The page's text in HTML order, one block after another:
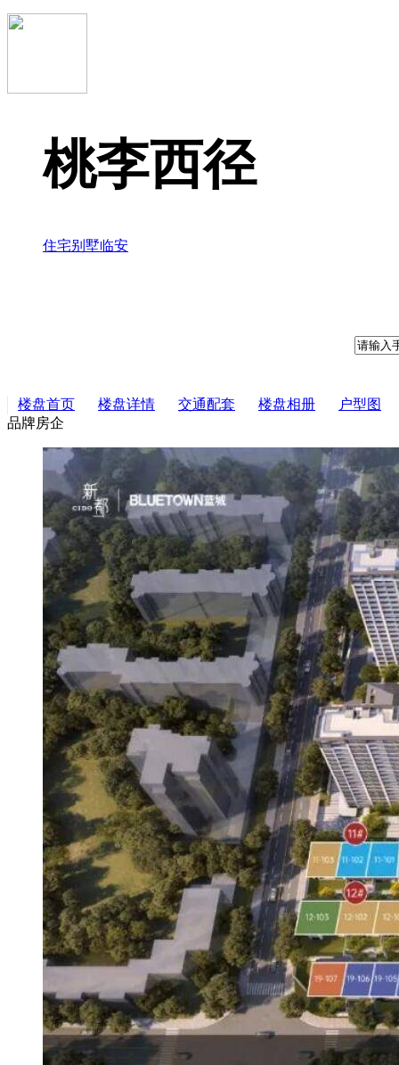
桃李西径
住宅别墅临安
楼盘首页 楼盘详情 交通配套 楼盘相册
户型图
品牌房企